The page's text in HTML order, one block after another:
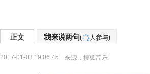
正文 我来说两句( 人参与)
2017-01-03 19:06:45 来源： 搜狐音乐